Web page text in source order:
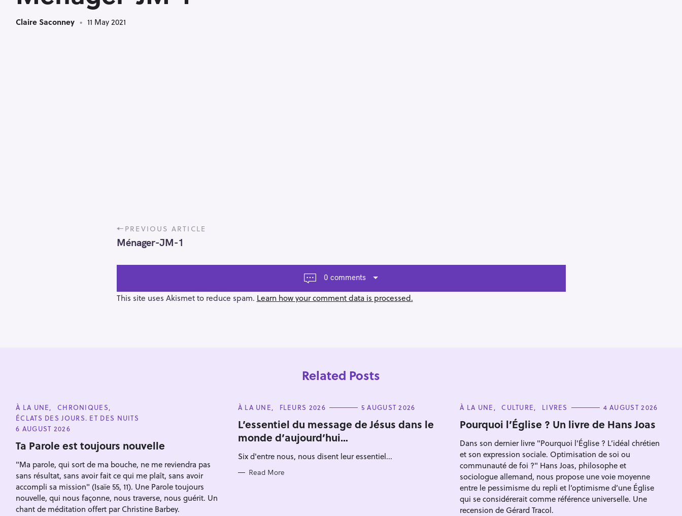
Claire Saconney 11 May 2021
P
o
s
t
v
PREVIOUS ARTICLE
Ménager-JM-1
0 comments
This site uses Akismet to reduce spam. Learn how your comment data is processed.
Related Posts
C
A
T
E
O
R
E
S
À LA UNE
CHRONIQUES
ÉCLATS DES JOURS. ET DES NUITS
6 AUGUST 2026
Ta Parole est toujours nouvelle
"Ma parole, qui sort de ma bouche, ne me reviendra pas
sans résultat, sans avoir fait ce qui me plaît, sans avoir
accompli sa mission" (Isaïe 55, 11). Une Parole toujours
nouvelle, qui nous façonne, nous traverse, nous guérit. Un
chant de méditation offert par Christine Barbey.
C
T
E
G
O
I
S
À LA UNE FLEURS 2026 5 AUGUST 2026
L’essentiel du message de Jésus dans le
monde d’aujourd’hui…
Six d'entre nous, nous disent leur essentiel...
Read More
C
T
E
O
R
I
E
S
À LA UNE CULTURE LIVRES 4 AUGUST 2026
Pourquoi l’Église ? Un livre de Hans Joas
Dans son dernier livre "Pourquoi l'Église ? L’idéal chrétien
et son expression sociale. Optimisation de soi ou
communauté de foi ?" Hans Joas, philosophe et
sociologue allemand, nous propose une voie moyenne
entre le pessimisme du repli et l’optimisme d’une Église
qui se considérerait comme référence universelle. Une
recension de Gérard Tracol.
a
r
h
f
o
r
: